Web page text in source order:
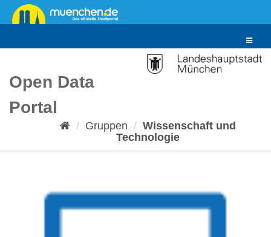
Überspringen
zum
Toggle
Open Data
Portal
Gruppen
Wissenschaft und
Technologie